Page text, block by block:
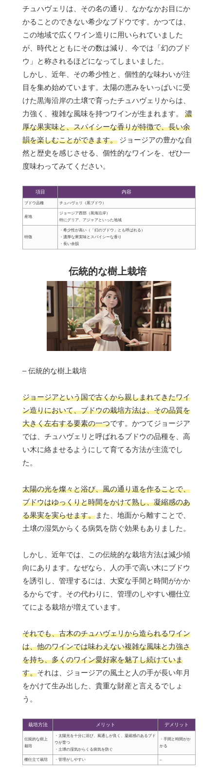
チュハヴェリは、その名の通り、なかなかお目にか
かることのできない希少なブドウです。かつては、
この地域で広くワイン造りに用いられていました
が、時代とともにその数は減り、今では「幻のブド
ウ」と称されるほどになってしまいました。
しかし、近年、その希少性と、個性的な味わいが注
目を集め始めています。太陽の恵みをいっぱいに受
けた黒海沿岸の土壌で育ったチュハヴェリからは、
力強く、複雑な風味を持つワインが生まれます。 濃
厚な果実味と、スパイシーな香りが特徴で、長い余
韻を楽しむことができます。 ジョージアの豊かな自
然と歴史を感じさせる、個性的なワインを、ぜひ一
度味わってみてください。
項目 内容
ブドウ品種 チュハヴェリ（黒ブドウ）
産地
ジョージア西部（黒海沿岸）
特にグリア、アジャアといった地域
特徴
・希少性が高い（「幻のブドウ」とも呼ばれる）
・濃厚な果実味とスパイシーな香り
・長い余韻
伝統的な樹上栽培
– 伝統的な樹上栽培
ジョージアという国で古くから親しまれてきたワイ
ン造りにおいて、ブドウの栽培方法は、その品質を
大きく左右する要素の一つです。かつてジョージア
では、チュハヴェリと呼ばれるブドウの品種を、高
い木に絡ませるようにして育てる方法が主流でし
た。
太陽の光を燦々と浴び、風の通り道を作ることで、
ブドウはゆっくりと時間をかけて熟し、凝縮感のあ
る果実を実らせます。また、地面から離すことで、
土壌の湿気からくる病気を防ぐ効果もありました。
しかし、近年では、この伝統的な栽培方法は減少傾
向にあります。なぜなら、人の手で高い木にブドウ
を誘引し、管理するには、大変な手間と時間がかか
るからです。その代わりに、管理のしやすい棚仕立
てによる栽培が増えています。
それでも、古木のチュハヴェリから造られるワイン
は、他のワインでは味わえない複雑な風味と力強さ
を持ち、多くのワイン愛好家を魅了し続けていま
す。それは、ジョージアの風土と人の手が長い年月
をかけて生み出した、貴重な財産と言えるでしょ
う。
栽培方法 メリット デメリット
伝統的な樹上
栽培
・太陽光を十分に浴び、風通しが良く、凝縮感のあるブド
ウが育つ
・土壌の湿気からくる病気を防ぐ
・手間と時間がか
かる
棚仕立て栽培 ・管理がしやすい –